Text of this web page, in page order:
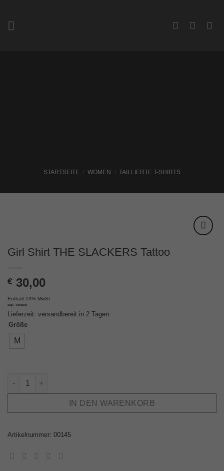
springen
STARTSEITE / WOMEN / TAILLIERTE T-SHIRTS
Girl Shirt THE SLACKERS Tattoo
€ 30,00
Enthält 19% MwSt.
zzgl. Versand
Lieferzeit: versandbereit in 2 Tagen
Größe
M
Girl Shirt THE SLACKERS Tattoo Menge
IN DEN WARENKORB
Artikelnummer: 00145